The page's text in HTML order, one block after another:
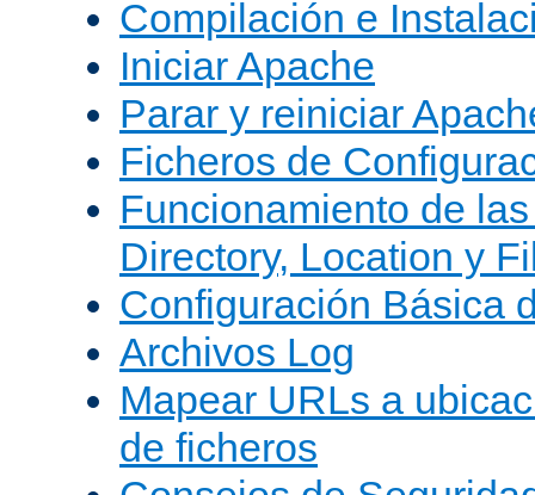
Compilación e
Iniciar Apache
Parar y reiniciar
Ficheros de
Funcionamiento de
Directory, Location y
Configuración Básica
Archivos Log
Mapear URLs a
de ficheros